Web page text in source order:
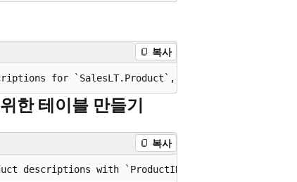
복사
한 테이블 만들기
복사